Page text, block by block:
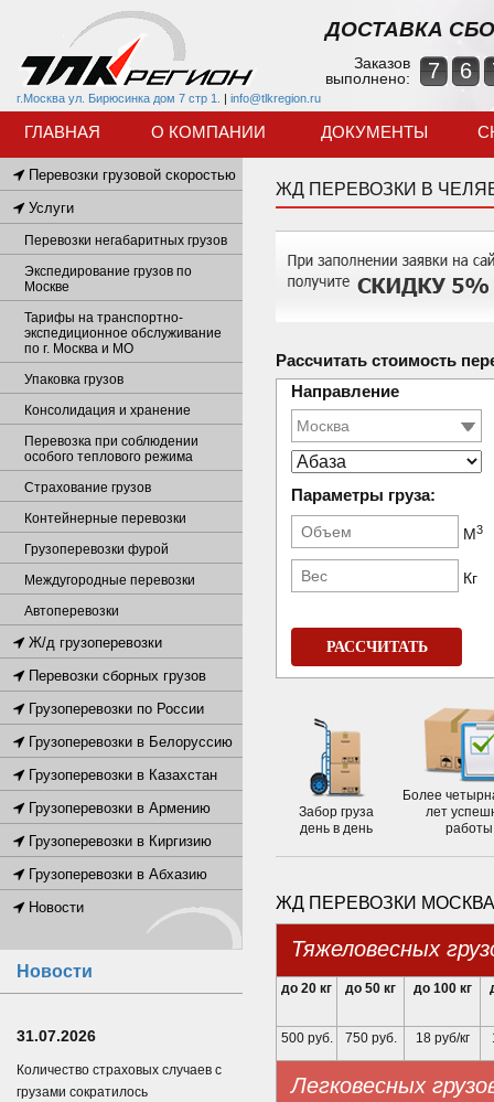
г.Москва ул. Бирюсинка дом 7 стр 1. | info@tlkregion.ru
ДОСТАВКА
Заказов
выполнено:
7 6
ГЛАВНАЯ О КОМПАНИИ ДОКУМЕНТЫ
ЖД ПЕРЕВОЗКИ В
Рассчитать стоимость
Направление
Параметры груза:
М3
Кг
РАССЧИТАТЬ
Забор груза
день в день
Более
лет
работы
ЖД ПЕРЕВОЗКИ
Тяжеловесных
до 20 кг до 50 кг до 100 кг
500 руб. 750 руб. 18 руб/кг
Легковесных
Перевозки грузовой скоростью
Услуги
Перевозки негабаритных грузов
Экспедирование грузов по
Москве
Тарифы на транспортно-
экспедиционное обслуживание
по г. Москва и МО
Упаковка грузов
Консолидация и хранение
Перевозка при соблюдении
особого теплового режима
Страхование грузов
Контейнерные перевозки
Грузоперевозки фурой
Междугородные перевозки
Автоперевозки
Ж/д грузоперевозки
Перевозки сборных грузов
Грузоперевозки по России
Грузоперевозки в Белоруссию
Грузоперевозки в Казахстан
Грузоперевозки в Армению
Грузоперевозки в Киргизию
Грузоперевозки в Абхазию
Новости
Новости
31.07.2026
Количество страховых случаев с
грузами сократилось